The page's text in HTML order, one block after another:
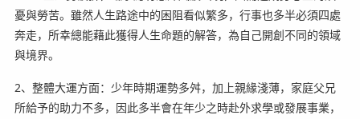
憂與勞苦。雖然人生路途中的困阻看似繁多，行事也多半必須四處
奔走，所幸總能藉此獲得人生命題的解答，為自己開創不同的領域
與境界。
2、整體大運方面：少年時期運勢多舛，加上親緣淺薄，家庭父兄
所給予的助力不多，因此多半會在年少之時赴外求學或發展事業，